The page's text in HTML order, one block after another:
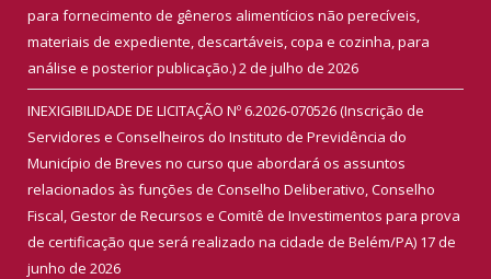
para fornecimento de gêneros alimentícios não perecíveis,
materiais de expediente, descartáveis, copa e cozinha, para
análise e posterior publicação.)2 de julho de 2026
INEXIGIBILIDADE DE LICITAÇÃO Nº 6.2026-070526 (Inscrição de
Servidores e Conselheiros do Instituto de Previdência do
Município de Breves no curso que abordará os assuntos
relacionados às funções de Conselho Deliberativo, Conselho
Fiscal, Gestor de Recursos e Comitê de Investimentos para prova
de certificação que será realizado na cidade de Belém/PA) 17 de
junho de 2026